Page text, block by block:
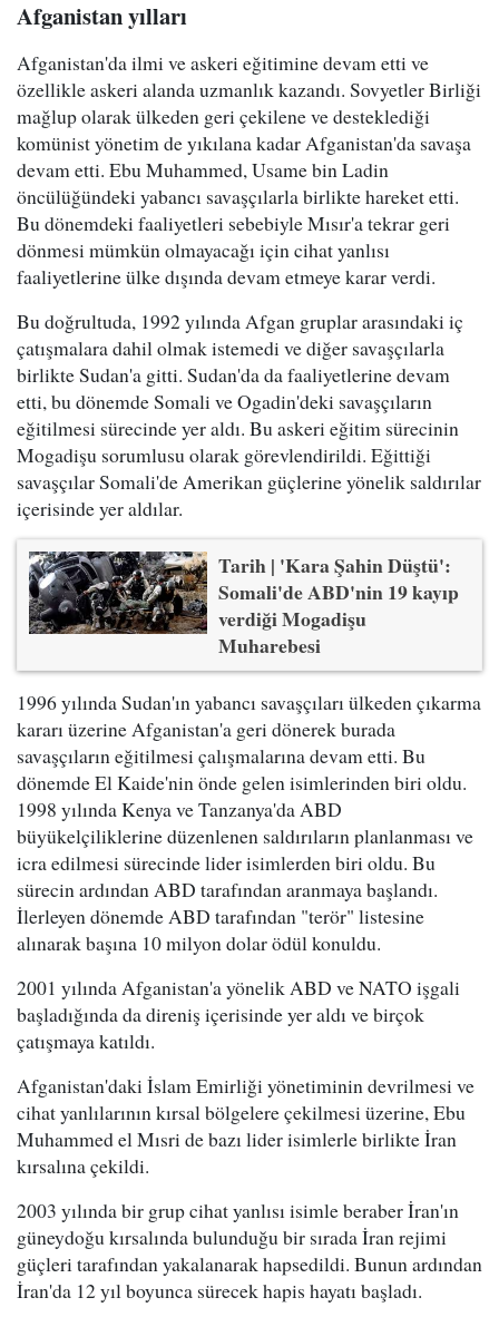
Afganistan yılları
Afganistan'da ilmi ve askeri eğitimine devam etti ve
özellikle askeri alanda uzmanlık kazandı. Sovyetler Birliği
mağlup olarak ülkeden geri çekilene ve desteklediği
komünist yönetim de yıkılana kadar Afganistan'da savaşa
devam etti. Ebu Muhammed, Usame bin Ladin
öncülüğündeki yabancı savaşçılarla birlikte hareket etti.
Bu dönemdeki faaliyetleri sebebiyle Mısır'a tekrar geri
dönmesi mümkün olmayacağı için cihat yanlısı
faaliyetlerine ülke dışında devam etmeye karar verdi.
Bu doğrultuda, 1992 yılında Afgan gruplar arasındaki iç
çatışmalara dahil olmak istemedi ve diğer savaşçılarla
birlikte Sudan'a gitti. Sudan'da da faaliyetlerine devam
etti, bu dönemde Somali ve Ogadin'deki savaşçıların
eğitilmesi sürecinde yer aldı. Bu askeri eğitim sürecinin
Mogadişu sorumlusu olarak görevlendirildi. Eğittiği
savaşçılar Somali'de Amerikan güçlerine yönelik saldırılar
içerisinde yer aldılar.
Tarih | 'Kara Şahin Düştü':
Somali'de ABD'nin 19 kayıp
verdiği Mogadişu
Muharebesi
1996 yılında Sudan'ın yabancı savaşçıları ülkeden çıkarma
kararı üzerine Afganistan'a geri dönerek burada
savaşçıların eğitilmesi çalışmalarına devam etti. Bu
dönemde El Kaide'nin önde gelen isimlerinden biri oldu.
1998 yılında Kenya ve Tanzanya'da ABD
büyükelçiliklerine düzenlenen saldırıların planlanması ve
icra edilmesi sürecinde lider isimlerden biri oldu. Bu
sürecin ardından ABD tarafından aranmaya başlandı.
İlerleyen dönemde ABD tarafından "terör" listesine
alınarak başına 10 milyon dolar ödül konuldu.
2001 yılında Afganistan'a yönelik ABD ve NATO işgali
başladığında da direniş içerisinde yer aldı ve birçok
çatışmaya katıldı.
Afganistan'daki İslam Emirliği yönetiminin devrilmesi ve
cihat yanlılarının kırsal bölgelere çekilmesi üzerine, Ebu
Muhammed el Mısri de bazı lider isimlerle birlikte İran
kırsalına çekildi.
2003 yılında bir grup cihat yanlısı isimle beraber İran'ın
güneydoğu kırsalında bulunduğu bir sırada İran rejimi
güçleri tarafından yakalanarak hapsedildi. Bunun ardından
İran'da 12 yıl boyunca sürecek hapis hayatı başladı.